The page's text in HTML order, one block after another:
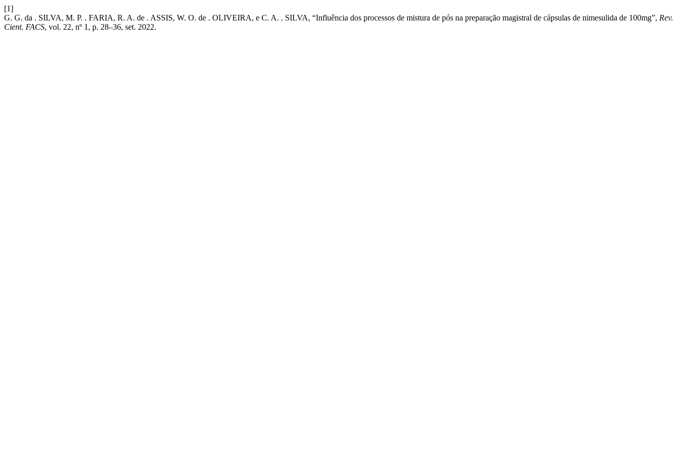
[1]
G. G. da . SILVA, M. P. . FARIA, R. A. de . ASSIS, W. O. de . OLIVEIRA, e C. A. . SILVA, “Influência dos processos de mistura de pós na preparação magistral de cápsulas de nimesulida de 100mg”, Rev.
Cient. FACS, vol. 22, nº 1, p. 28–36, set. 2022.